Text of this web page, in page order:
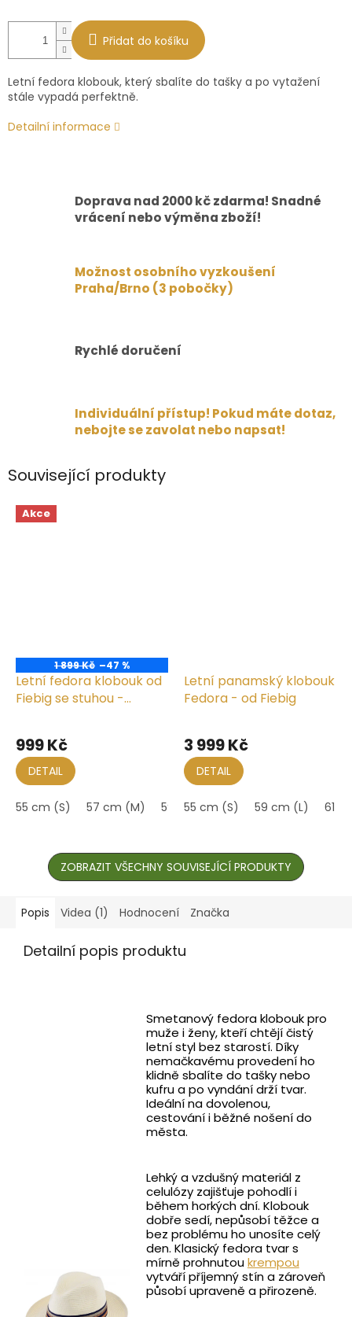
Přidat do košíku
Letní fedora klobouk, který sbalíte do tašky a po vytažení
stále vypadá perfektně.
Detailní informace
Doprava nad 2000 kč zdarma! Snadné
vrácení nebo výměna zboží!
Možnost osobního vyzkoušení
Praha/Brno (3 pobočky)
Rychlé doručení
Individuální přístup! Pokud máte dotaz,
nebojte se zavolat nebo napsat!
Související produkty
Akce
1 899 Kč –47 %
Letní fedora klobouk od
Fiebig se stuhou -
999 Kč
DETAIL
55 cm (S) 57 cm (M) 59 cm (L) 61 cm (XL)
Letní panamský klobouk
Fedora - od Fiebig
hodnocení
produktu
je
5,0
5
3 999 Kč
DETAIL
55 cm (S) 59 cm (L) 61
ZOBRAZIT VŠECHNY SOUVISEJÍCÍ PRODUKTY
Popis Videa (1) Hodnocení Značka
Detailní popis produktu
Smetanový fedora klobouk pro
muže i ženy, kteří chtějí čistý
letní styl bez starostí. Díky
nemačkavému provedení ho
klidně sbalíte do tašky nebo
kufru a po vyndání drží tvar.
Ideální na dovolenou,
cestování i běžné nošení do
města.
Lehký a vzdušný materiál z
celulózy zajišťuje pohodlí i
během horkých dní. Klobouk
dobře sedí, nepůsobí těžce a
bez problému ho unosíte celý
den. Klasický fedora tvar s
mírně prohnutoukrempou
vytváří příjemný stín a zároveň
působí upraveně a přirozeně.